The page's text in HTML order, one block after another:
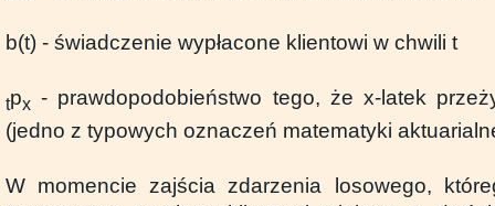
b(t) - świadczenie wypłacone klientowi w chwili t
tpx - prawdopodobieństwo tego, że x-latek
(jedno z typowych oznaczeń matematyki
W momencie zajścia zdarzenia losowego,